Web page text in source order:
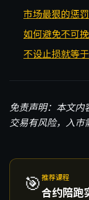
市场最狠的惩
如何避免不可
不设止损就等
免责声明：本文内
交易有风险，入市
🎯 推荐课程
合约陪跑